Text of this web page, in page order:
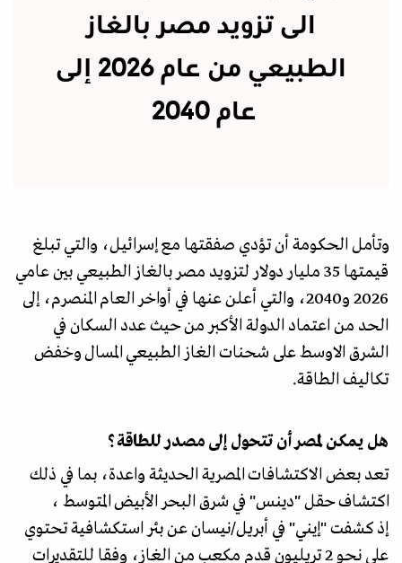
الى تزويد مصر بالغاز
الطبيعي من عام 2026 إلى
عام 2040
وتأمل الحكومة أن تؤدي صفقتها مع إسرائيل، والتي تبلغ
قيمتها 35 مليار دولار لتزويد مصر بالغاز الطبيعي بين عامي
2026 و2040، والتي أعلن عنها في أواخر العام المنصرم، إلى
الحد من اعتماد الدولة الأكبر من حيث عدد السكان في
الشرق الاوسط على شحنات الغاز الطبيعي المسال وخفض
تكاليف الطاقة.
هل يمكن لمصر أن تتحول إلى مصدر للطاقة؟
تعد بعض الاكتشافات المصرية الحديثة واعدة، بما في ذلك
اكتشاف حقل "دينس" في شرق البحر الأبيض المتوسط ​،
إذ كشفت "إيني" في أبريل/نيسان عن بئر استكشافية تحتوي
على نحو 2 تريليون قدم مكعب من الغاز، وفقا للتقديرات